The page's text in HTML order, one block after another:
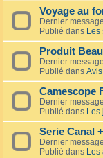
Voyage au
Dernier
Publié dans Les
Produit
Dernier
Publié dans
Camescope
Dernier
Publié dans Les
Serie Canal
Dernier
Publié dans Les